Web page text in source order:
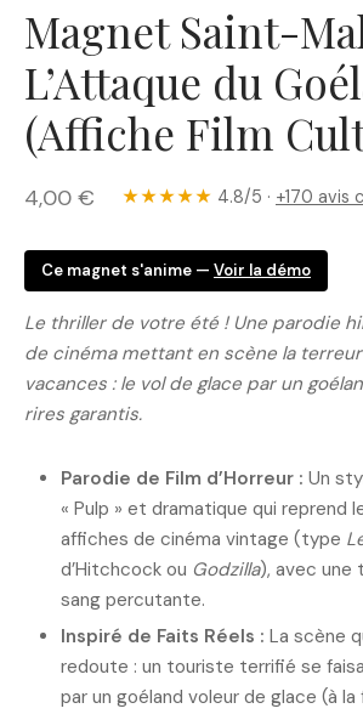
Magnet Saint-
L’Attaque du
(Affiche Film
4,00 € ★★★★★ 4.8/5 · +170 avis
Ce magnet s'anime — Voir la démo
Le thriller de votre été ! Une parodie
de cinéma mettant en scène la
vacances : le vol de glace par un
rires garantis.
Parodie de Film d’Horreur : Un
« Pulp » et dramatique qui reprend
affiches de cinéma vintage (type
d’Hitchcock ou Godzilla), avec une
sang percutante.
Inspiré de Faits Réels : La scène
redoute : un touriste terrifié se
par un goéland voleur de glace (à la